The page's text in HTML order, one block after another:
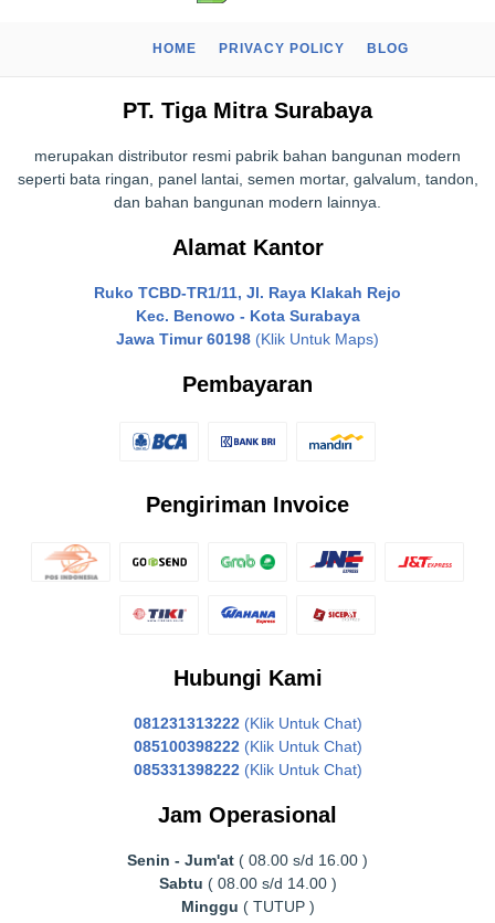
HOME PRIVACY POLICY BLOG
PT. Tiga Mitra Surabaya
merupakan distributor resmi pabrik bahan bangunan modern
seperti bata ringan, panel lantai, semen mortar, galvalum, tandon,
dan bahan bangunan modern lainnya.
Alamat Kantor
Ruko TCBD-TR1/11, Jl. Raya Klakah Rejo
Kec. Benowo - Kota Surabaya
Jawa Timur 60198 (Klik Untuk Maps)
Pembayaran
Pengiriman Invoice
Hubungi Kami
081231313222 (Klik Untuk Chat)
085100398222 (Klik Untuk Chat)
085331398222 (Klik Untuk Chat)
Jam Operasional
Senin - Jum'at ( 08.00 s/d 16.00 )
Sabtu ( 08.00 s/d 14.00 )
Minggu ( TUTUP )